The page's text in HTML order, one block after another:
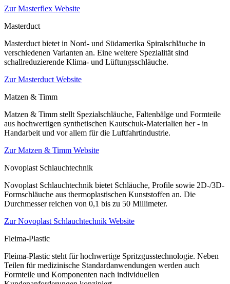
Zur Masterflex Website
Masterduct
Masterduct bietet in Nord- und Südamerika Spiralschläuche in
verschiedenen Varianten an. Eine weitere Spezialität sind
schallreduzierende Klima- und Lüftungsschläuche.
Zur Masterduct Website
Matzen & Timm
Matzen & Timm stellt Spezialschläuche, Faltenbälge und Formteile
aus hochwertigen synthetischen Kautschuk-Materialien her - in
Handarbeit und vor allem für die Luftfahrtindustrie.
Zur Matzen & Timm Website
Novoplast Schlauchtechnik
Novoplast Schlauchtechnik bietet Schläuche, Profile sowie 2D-/3D-
Formschläuche aus thermoplastischen Kunststoffen an. Die
Durchmesser reichen von 0,1 bis zu 50 Millimeter.
Zur Novoplast Schlauchtechnik Website
Fleima-Plastic
Fleima-Plastic steht für hochwertige Spritzgusstechnologie. Neben
Teilen für medizinische Standardanwendungen werden auch
Formteile und Komponenten nach individuellen